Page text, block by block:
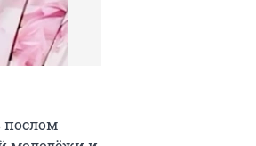
послом